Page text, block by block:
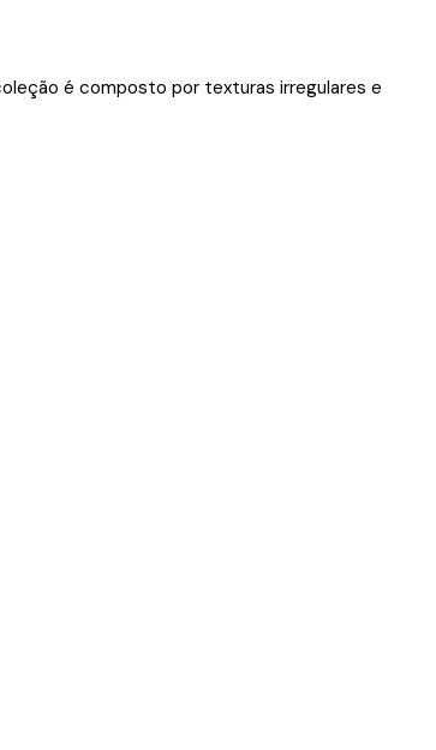
é composto por texturas irregulares e